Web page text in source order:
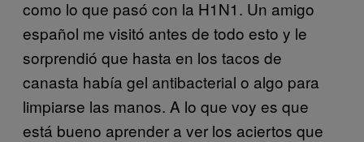
como lo que pasó con la H1N1. Un amigo
español me visitó antes de todo esto y le
sorprendió que hasta en los tacos de
canasta había gel antibacterial o algo para
limpiarse las manos. A lo que voy es que
está bueno aprender a ver los aciertos que